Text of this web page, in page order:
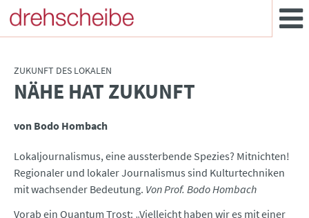
ZUKUNFT DES LOKALEN
:NÄHE HAT ZUKUNFT
von Bodo Hombach
Lokaljournalismus, eine aussterbende Spezies? Mitnichten!
Regionaler und lokaler Journalismus sind Kulturtechniken
mit wachsender Bedeutung. Von Prof. Bodo Hombach
Vorab ein Quantum Trost: „Vielleicht haben wir es mit einer